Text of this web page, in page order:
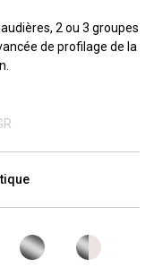
2 ou 3 groupes
de profilage de la